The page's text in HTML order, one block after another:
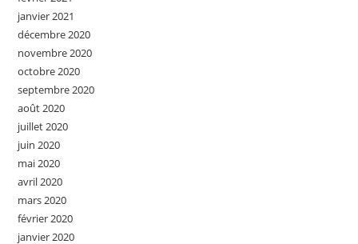
janvier 2021
décembre 2020
novembre 2020
octobre 2020
septembre 2020
août 2020
juillet 2020
juin 2020
mai 2020
avril 2020
mars 2020
février 2020
janvier 2020